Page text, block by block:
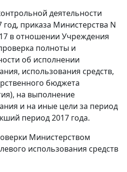
деятельности
приказа Министерства N
в отношении Учреждения
полноты и
об исполнении
использования средств,
бюджета
на выполнение
и на иные цели за период
период 2017 года.
Министерством
использования средств